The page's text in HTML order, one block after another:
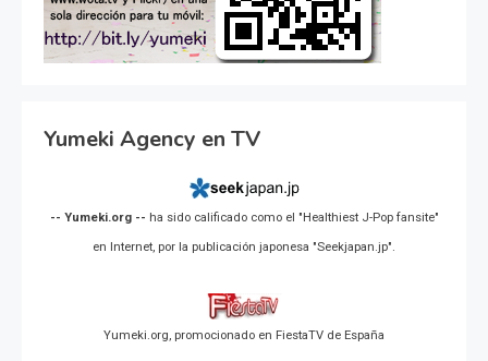
Yumeki Agency en TV
-- Yumeki.org -- ha sido calificado como el "Healthiest J-Pop fansite"
en Internet, por la publicación japonesa "Seekjapan.jp".
Yumeki.org, promocionado en FiestaTV de España